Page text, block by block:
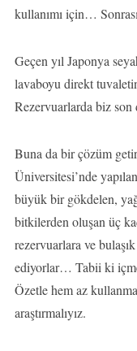
kullanımı için…
Geçen yıl Japonya
lavaboyu direkt
Rezervuarlarda biz
Buna da bir çözüm
Üniversitesi’nde
büyük bir gökdelen,
bitkilerden oluşan üç
rezervuarlara ve
ediyorlar… Tabii ki
Özetle hem az
araştırmalıyız.